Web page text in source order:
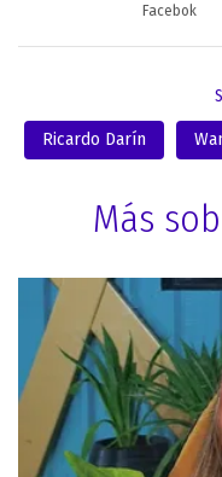
Facebok
Ricardo Darín
Más